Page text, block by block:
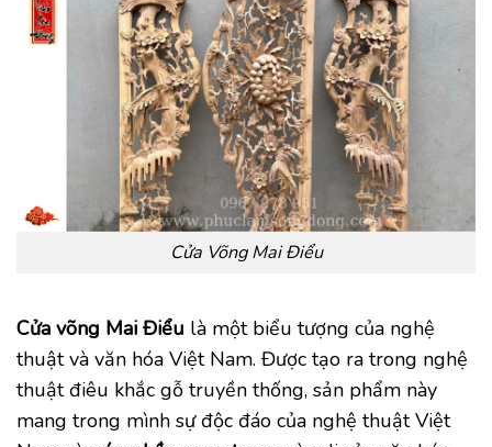
Cửa Võng Mai Điểu
Cửa võng Mai Điểu là một biểu tượng của nghệ
thuật và văn hóa Việt Nam. Được tạo ra trong nghệ
thuật điêu khắc gỗ truyền thống, sản phẩm này
mang trong mình sự độc đáo của nghệ thuật Việt